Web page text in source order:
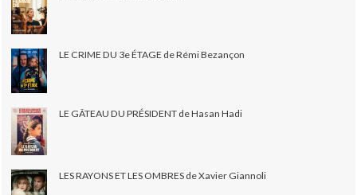
LE CRIME DU 3e ÉTAGE de Rémi Bezançon
LE GÂTEAU DU PRÉSIDENT de Hasan Hadi
LES RAYONS ET LES OMBRES de Xavier Giannoli